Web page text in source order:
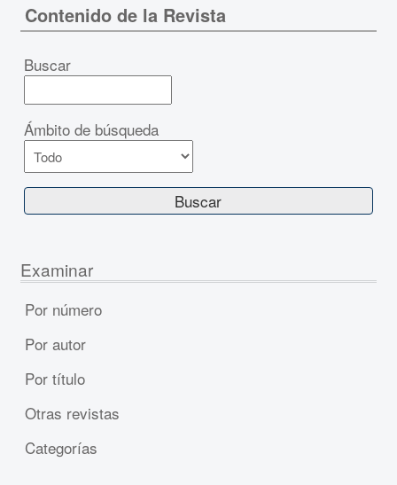
Contenido de la Revista
Buscar
Ámbito de búsqueda
Examinar
Por número
Por autor
Por título
Otras revistas
Categorías